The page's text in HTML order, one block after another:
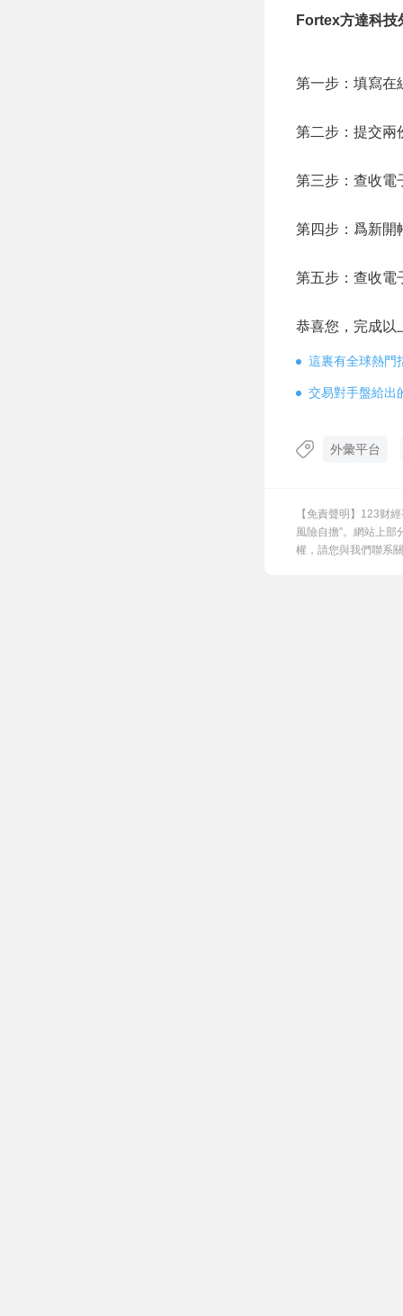
Fortex方達科技
第一步：填寫在
第二步：提交兩
第三步：查收電
第四步：爲新開
第五步：查收電
恭喜您，完成以
這裏有全球熱門
交易對手盤給出
外彙平台
【免責聲明】123财
風險自擔”。網站上
權，請您與我們聯系